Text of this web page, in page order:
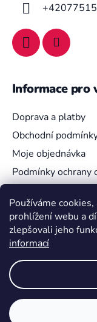
Používáme
prohlížení webu a
zlepšovali jeho
informací
Informace pro
Doprava a platby
Obchodní
Moje objednávka
Podmínky ochrany
Vyhledávání